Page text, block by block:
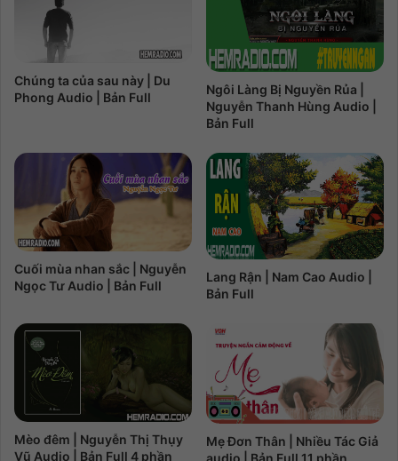
Chúng ta của sau này | Du
Phong Audio | Bản Full
Ngôi Làng Bị Nguyền Rủa |
Nguyễn Thanh Hùng Audio |
Bản Full
Cuối mùa nhan sắc | Nguyễn
Ngọc Tư Audio | Bản Full
Lang Rận | Nam Cao Audio |
Bản Full
Mèo đêm | Nguyễn Thị Thụy
Vũ Audio | Bản Full 4 phần
Mẹ Đơn Thân | Nhiều Tác Giả
audio | Bản Full 11 phần